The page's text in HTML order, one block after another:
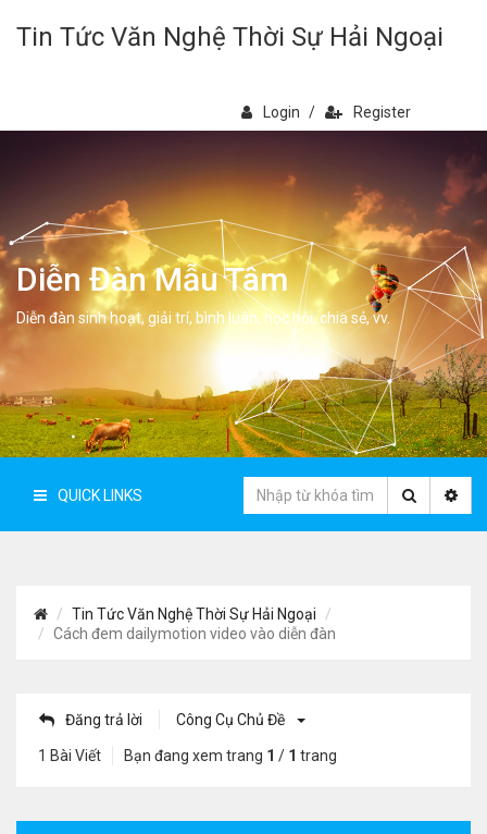
Tin Tức Văn Nghệ Thời Sự Hải Ngoại
Login / Register
Diễn Đàn Mẫu Tâm
Diễn đàn sinh hoạt, giải trí, bình luân, học hỏi, chia sẻ, vv.
QUICK LINKS
Tin Tức Văn Nghệ Thời Sự Hải Ngoại
Cách đem dailymotion video vào diễn đàn
Đăng trả lời Công Cụ Chủ Đề
1 Bài Viết Bạn đang xem trang 1 / 1 trang